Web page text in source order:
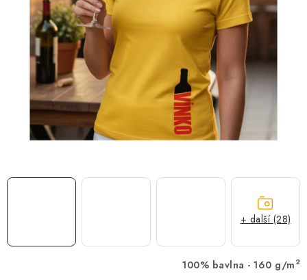
MÁM SRDCE POMÁHÁM
VÁNOCE
PROVIZNÍ SYSTÉM
O nás Časté otázky
Doprava a platba
Obchodní podmínky
100% bavlna - 160 g/m 2
+ další (28)